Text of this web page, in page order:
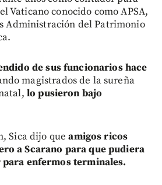
Vaticano conocido como APSA,
Administración del Patrimonio
de sus funcionarios hace
magistrados de la sureña
lo pusieron bajo
Sica dijo queamigos ricos
a Scarano para que pudiera
enfermos terminales.